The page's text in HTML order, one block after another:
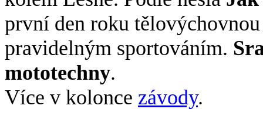
první den roku
pravidelným sportováním.
mototechny.
Více v kolonce závody.